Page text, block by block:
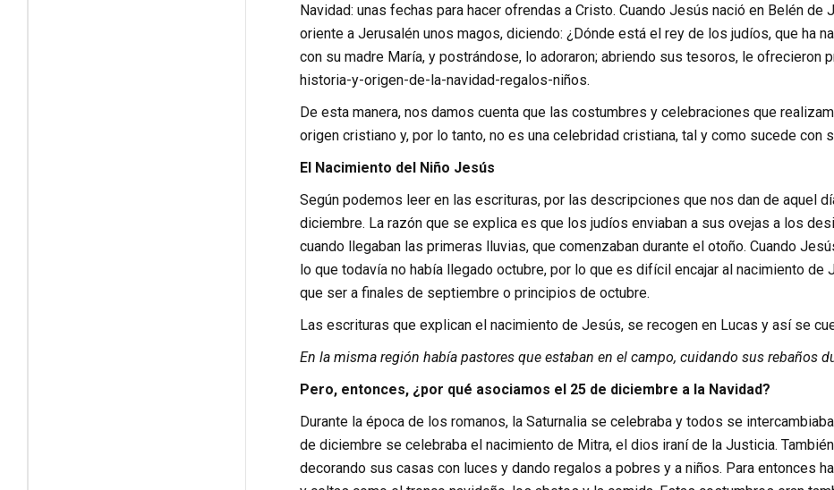
Navidad: unas fechas para hacer ofrendas a Cristo. Cuando Jesús nació en Belén
oriente a Jerusalén unos magos, diciendo: ¿Dónde está el rey de los judíos, que ha
con su madre María, y postrándose, lo adoraron; abriendo sus tesoros, le ofrecieron
historia-y-origen-de-la-navidad-regalos-niños.
De esta manera, nos damos cuenta que las costumbres y celebraciones que
origen cristiano y, por lo tanto, no es una celebridad cristiana, tal y como sucede con
El Nacimiento del Niño Jesús
Según podemos leer en las escrituras, por las descripciones que nos dan de aquel
diciembre. La razón que se explica es que los judíos enviaban a sus ovejas a los
cuando llegaban las primeras lluvias, que comenzaban durante el otoño. Cuando
lo que todavía no había llegado octubre, por lo que es difícil encajar al nacimiento
que ser a finales de septiembre o principios de octubre.
Las escrituras que explican el nacimiento de Jesús, se recogen en Lucas y así se
En la misma región había pastores que estaban en el campo, cuidando sus rebaños
Pero, entonces, ¿por qué asociamos el 25 de diciembre a la Navidad?
Durante la época de los romanos, la Saturnalia se celebraba y todos se
de diciembre se celebraba el nacimiento de Mitra, el dios iraní de la Justicia.
decorando sus casas con luces y dando regalos a pobres y a niños. Para entonces